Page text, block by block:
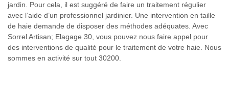
jardin. Pour cela, il est suggéré de faire un traitement régulier
avec l’aide d’un professionnel jardinier. Une intervention en taille
de haie demande de disposer des méthodes adéquates. Avec
Sorrel Artisan; Elagage 30, vous pouvez nous faire appel pour
des interventions de qualité pour le traitement de votre haie. Nous
sommes en activité sur tout 30200.